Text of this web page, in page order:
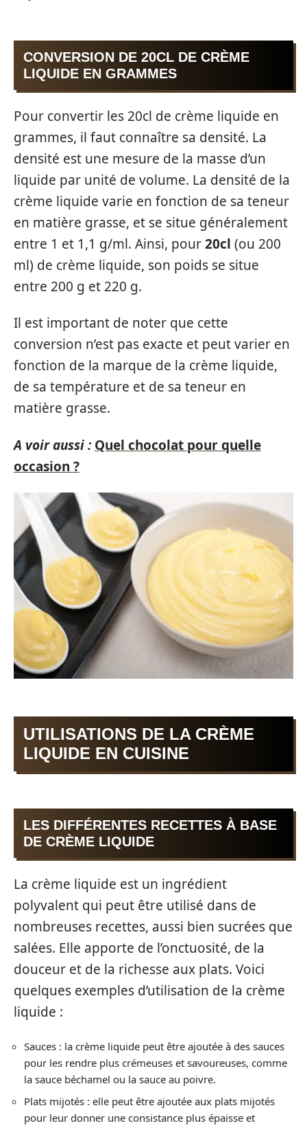
CONVERSION DE 20CL DE CRÈME
LIQUIDE EN GRAMMES
Pour convertir les 20cl de crème liquide en
grammes, il faut connaître sa densité. La
densité est une mesure de la masse d’un
liquide par unité de volume. La densité de la
crème liquide varie en fonction de sa teneur
en matière grasse, et se situe généralement
entre 1 et 1,1 g/ml. Ainsi, pour20cl (ou 200
ml) de crème liquide, son poids se situe
entre 200 g et 220 g.
Il est important de noter que cette
conversion n’est pas exacte et peut varier en
fonction de la marque de la crème liquide,
de sa température et de sa teneur en
matière grasse.
A voir aussi : Quel chocolat pour quelle
occasion ?
UTILISATIONS DE LA CRÈME
LIQUIDE EN CUISINE
LES DIFFÉRENTES RECETTES À BASE
DE CRÈME LIQUIDE
La crème liquide est un ingrédient
polyvalent qui peut être utilisé dans de
nombreuses recettes, aussi bien sucrées que
salées. Elle apporte de l’onctuosité, de la
douceur et de la richesse aux plats. Voici
quelques exemples d’utilisation de la crème
liquide :
Sauces : la crème liquide peut être ajoutée à des sauces
pour les rendre plus crémeuses et savoureuses, comme
la sauce béchamel ou la sauce au poivre.
Plats mijotés : elle peut être ajoutée aux plats mijotés
pour leur donner une consistance plus épaisse et